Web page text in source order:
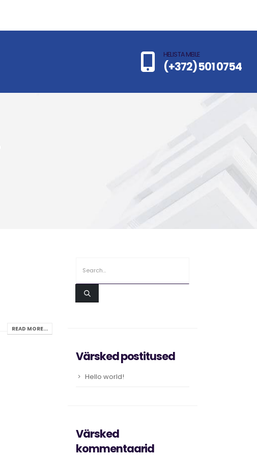
HELISTA MEILE
(+372) 501 0754
READ MORE...
Värsked postitused
Hello world!
Värsked
kommentaarid